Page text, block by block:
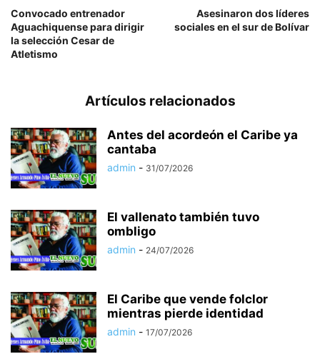
Convocado entrenador
Aguachiquense para dirigir
la selección Cesar de
Atletismo
Asesinaron dos líderes
sociales en el sur de Bolívar
Artículos relacionados
Antes del acordeón el Caribe ya
cantaba
admin - 31/07/2026
El vallenato también tuvo
ombligo
admin - 24/07/2026
El Caribe que vende folclor
mientras pierde identidad
admin - 17/07/2026